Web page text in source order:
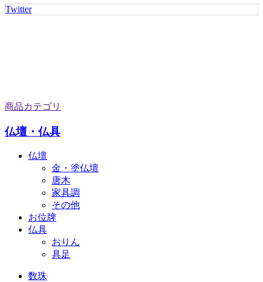
Twitter
商品カテゴリ
仏壇・仏具
仏壇
金・塗仏壇
唐木
家具調
その他
お位牌
仏具
おりん
具足
数珠